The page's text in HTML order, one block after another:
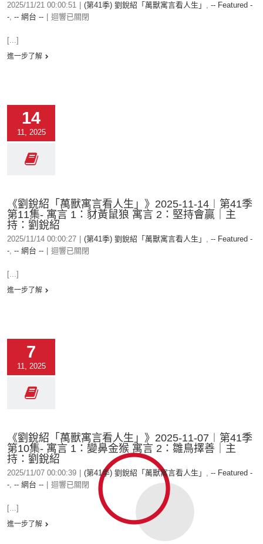
2025/11/21 00:00:51 (第41季) 劉銳紹「萬獸寓言看人生」 , -- Featured -
-, -- 網台 -- 迴響已關閉
[...]
進一步了解
14
11, 2025
《劉銳紹「萬獸寓言看人生」》2025-11-14︱第41季
第11集- 寓言 1：豺黃鼠狼 寓言 2：堅持會贏｜主
持：劉銳紹
2025/11/14 00:00:27 (第41季) 劉銳紹「萬獸寓言看人生」 , -- Featured -
-, -- 網台 -- 迴響已關閉
[...]
進一步了解
7
11, 2025
《劉銳紹「萬獸寓言看人生」》2025-11-07︱第41季
第10集- 寓言 1：變鼻金猴 寓言 2：雛鳥擇善｜主
持：劉銳紹
2025/11/07 00:00:39 (第41季) 劉銳紹「萬獸寓言看人生」 , -- Featured -
-, -- 網台 -- 迴響已關閉
[...]
進一步了解